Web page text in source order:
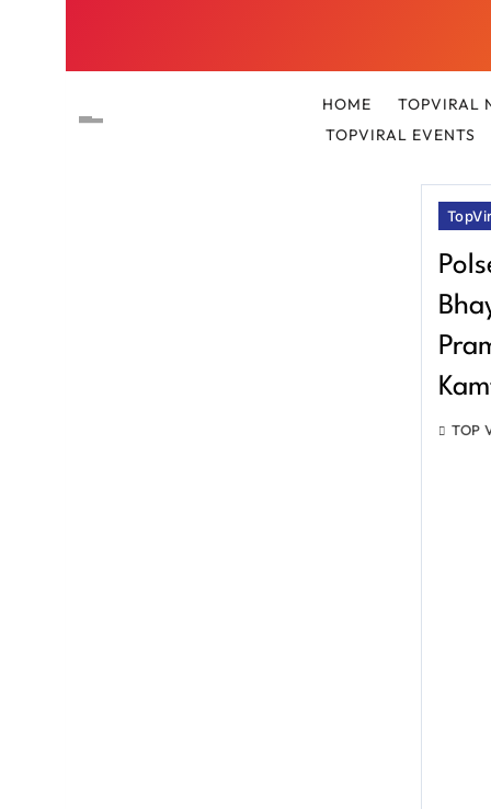
HOME TOPVIRAL
TOPVIRAL EVENTS
TOP